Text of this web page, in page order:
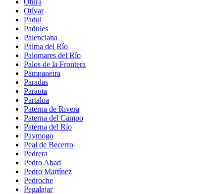
Otívar
Padul
Padules
Palenciana
Palma del Río
Palomares del Río
Palos de la Frontera
Pampaneira
Paradas
Parauta
Partaloa
Paterna de Rivera
Paterna del Campo
Paterna del Río
Paymogo
Peal de Becerro
Pedrera
Pedro Abad
Pedro Martínez
Pedroche
Pegalajar